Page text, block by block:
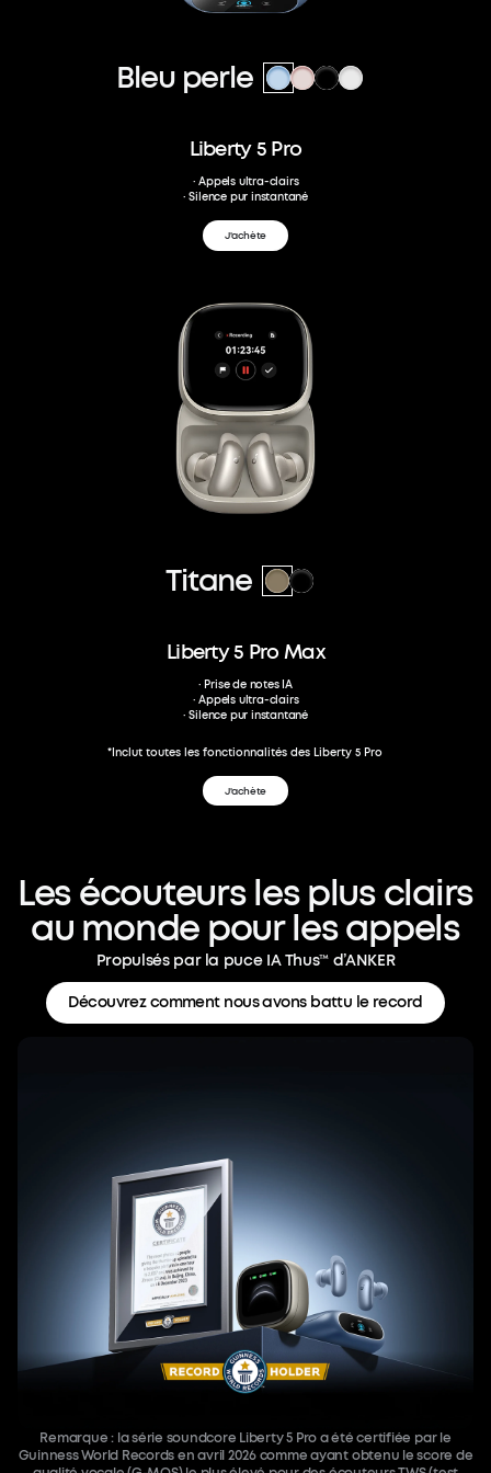
Bleu perle
Liberty 5 Pro
· Appels ultra-clairs
· Silence pur instantané
J'achète
Titane
Liberty 5 Pro Max
· Prise de notes IA
· Appels ultra-clairs
· Silence pur instantané
*Inclut toutes les fonctionnalités des Liberty 5 Pro
J'achète
Lesécouteurs les plusclairs
au monde pourlesappels
Propulsés par la puce IA Thus™ d’ANKER
Découvrez comment nous avons battu le record
Remarque : la série soundcore Liberty 5 Pro a été certifiée par le
Guinness World Records en avril 2026 comme ayant obtenu le score de